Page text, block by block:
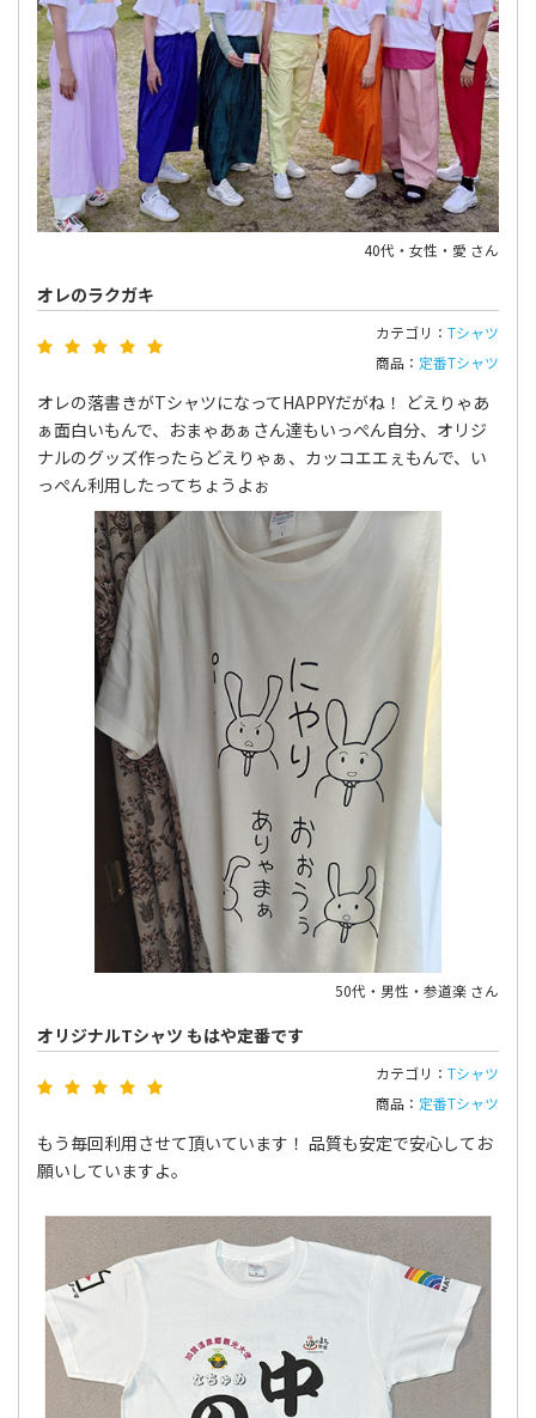
40代・女性・愛 さん
オレのラクガキ
カテゴリ： Tシャツ
商品： 定番Tシャツ
オレの落書きがTシャツになってHAPPYだがね！ どえりゃあ
ぁ面白いもんで、おまゃあぁさん達もいっぺん自分、オリジ
ナルのグッズ作ったらどえりゃぁ、カッコエエぇもんで、い
っぺん利用したってちょうよぉ
50代・男性・参道楽 さん
オリジナルTシャツ もはや定番です
カテゴリ： Tシャツ
商品： 定番Tシャツ
もう毎回利用させて頂いています！ 品質も安定で安心してお
願いしていますよ。